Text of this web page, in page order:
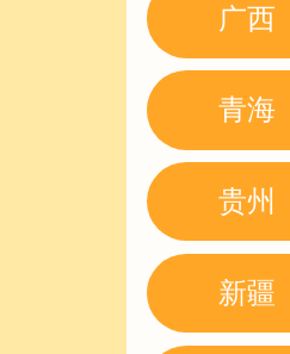
广西
青海
贵州
新疆